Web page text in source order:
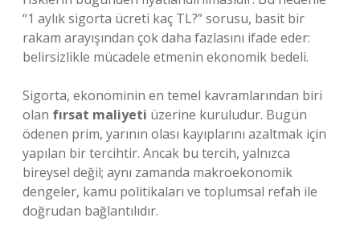
“1 aylık sigorta ücreti kaç TL?” sorusu, basit bir
rakam arayışından çok daha fazlasını ifade eder:
belirsizlikle mücadele etmenin ekonomik bedeli.
Sigorta, ekonominin en temel kavramlarından biri
olan fırsat maliyeti üzerine kuruludur. Bugün
ödenen prim, yarının olası kayıplarını azaltmak için
yapılan bir tercihtir. Ancak bu tercih, yalnızca
bireysel değil; aynı zamanda makroekonomik
dengeler, kamu politikaları ve toplumsal refah ile
doğrudan bağlantılıdır.